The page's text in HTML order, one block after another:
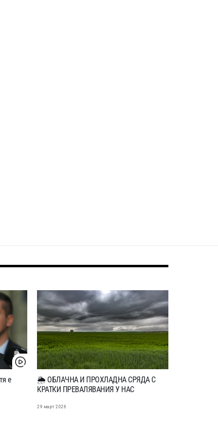
е
🌦️ ОБЛАЧНА И ПРОХЛАДНА СРЯДА С
КРАТКИ ПРЕВАЛЯВАНИЯ У НАС
29 март 2026